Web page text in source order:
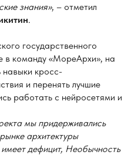
знания», – отметил
.
государственного
в команду «МореАрхи», на
навыки кросс-
и перенять лучшие
работать с нейросетями и
мы придерживались
архитектуры
дефицит, Необычность